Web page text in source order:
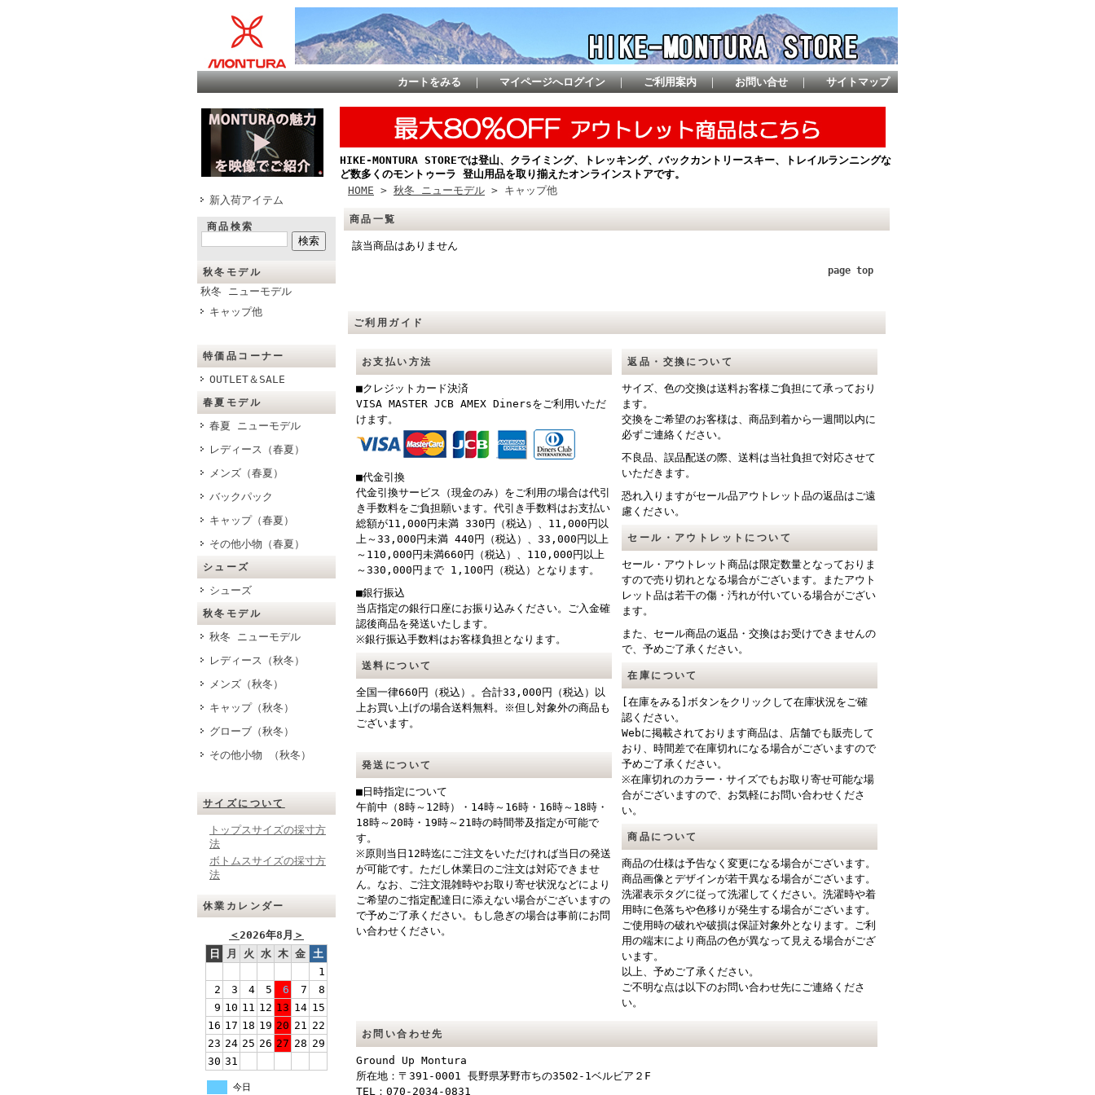
カートをみる ｜ マイページへログイン ｜ ご利用案内 ｜ お問い合せ ｜ サイトマップ
新入荷アイテム
商品検索
秋冬モデル
秋冬 ニューモデル
キャップ他
特価品コーナー
OUTLET＆SALE
春夏モデル
春夏 ニューモデル
レディース（春夏）
メンズ（春夏）
バックパック
キャップ（春夏）
その他小物（春夏）
シューズ
シューズ
秋冬モデル
秋冬 ニューモデル
レディース（秋冬）
メンズ（秋冬）
キャップ（秋冬）
グローブ（秋冬）
その他小物 （秋冬）
サイズについて
トップスサイズの採寸方
法
ボトムスサイズの採寸方
法
休業カレンダー
＜2026年8月 ＞
日
月 火 水 木 金 土
1
2
3 4 5 6 7
8
9 10 11 12 13 14 15
16 17 18 19 20 21 22
23 24 25 26 27 28 29
30 31
今日
HIKE-MONTURA STOREでは登山、クライミング、トレッキング、バックカントリースキー、トレイルランニングな
ど数多くのモントゥーラ 登山用品を取り揃えたオンラインストアです。
HOME > 秋冬 ニューモデル > キャップ他
商品一覧
該当商品はありません
page top
ご利用ガイド
お支払い方法
■クレジットカード決済
VISA MASTER JCB AMEX Dinersをご利用いただ
けます。
■代金引換
代金引換サービス（現金のみ）をご利用の場合は代引
き手数料をご負担願います。代引き手数料はお支払い
総額が11,000円未満 330円（税込）、11,000円以
上～33,000円未満 440円（税込）、33,000円以上
～110,000円未満660円（税込）、110,000円以上
～330,000円まで 1,100円（税込）となります。
■銀行振込
当店指定の銀行口座にお振り込みください。ご入金確
認後商品を発送いたします。
※銀行振込手数料はお客様負担となります。
送料について
全国一律660円（税込）。合計33,000円（税込）以
上お買い上げの場合送料無料。※但し対象外の商品も
ございます。
発送について
■日時指定について
午前中（8時～12時）・14時～16時・16時～18時・
18時～20時・19時～21時の時間帯及指定が可能で
す。
※原則当日12時迄にご注文をいただければ当日の発送
が可能です。ただし休業日のご注文は対応できませ
ん。なお、ご注文混雑時やお取り寄せ状況などにより
ご希望のご指定配達日に添えない場合がございますの
で予めご了承ください。もし急ぎの場合は事前にお問
い合わせください。
返品・交換について
サイズ、色の交換は送料お客様ご負担にて承っており
ます。
交換をご希望のお客様は、商品到着から一週間以内に
必ずご連絡ください。
不良品、誤品配送の際、送料は当社負担で対応させて
いただきます。
恐れ入りますがセール品アウトレット品の返品はご遠
慮ください。
セール・アウトレットについて
セール・アウトレット商品は限定数量となっておりま
すので売り切れとなる場合がございます。またアウト
レット品は若干の傷・汚れが付いている場合がござい
ます。
また、セール商品の返品・交換はお受けできませんの
で、予めご了承ください。
在庫について
[在庫をみる]ボタンをクリックして在庫状況をご確
認ください。
Webに掲載されております商品は、店舗でも販売して
おり、時間差で在庫切れになる場合がございますので
予めご了承ください。
※在庫切れのカラー・サイズでもお取り寄せ可能な場
合がございますので、お気軽にお問い合わせくださ
い。
商品について
商品の仕様は予告なく変更になる場合がございます。
商品画像とデザインが若干異なる場合がございます。
洗濯表示タグに従って洗濯してください。洗濯時や着
用時に色落ちや色移りが発生する場合がございます。
ご使用時の破れや破損は保証対象外となります。ご利
用の端末により商品の色が異なって見える場合がござ
います。
以上、予めご了承ください。
ご不明な点は以下のお問い合わせ先にご連絡くださ
い。
お問い合わせ先
Ground Up Montura
所在地：〒391-0001 長野県茅野市ちの3502-1ベルビア２F
TEL：070-2034-0831